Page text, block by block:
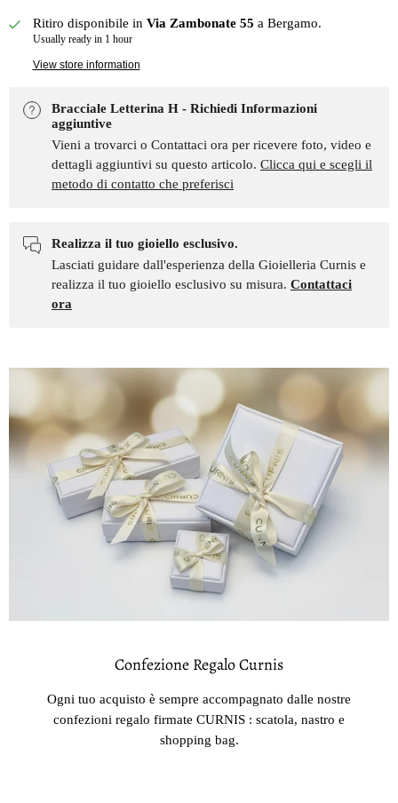
Ritiro disponibile in Via Zambonate 55 a Bergamo.
Usually ready in 1 hour
View store information
Bracciale Letterina H - Richiedi Informazioni
aggiuntive
Vieni a trovarci o Contattaci ora per ricevere foto, video e
dettagli aggiuntivi su questo articolo. Clicca qui e scegli il
metodo di contatto che preferisci
Realizza il tuo gioiello esclusivo.
Lasciati guidare dall'esperienza della Gioielleria Curnis e
realizza il tuo gioiello esclusivo su misura. Contattaci
ora
Confezione Regalo Curnis
Ogni tuo acquisto è sempre accompagnato dalle nostre
confezioni regalo firmate CURNIS : scatola, nastro e
shopping bag.